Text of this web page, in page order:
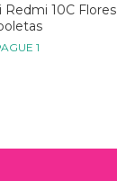
Redmi 10C Flores
1